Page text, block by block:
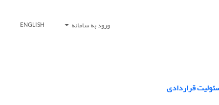
ورود به سامانه ENGLISH
قراردادی